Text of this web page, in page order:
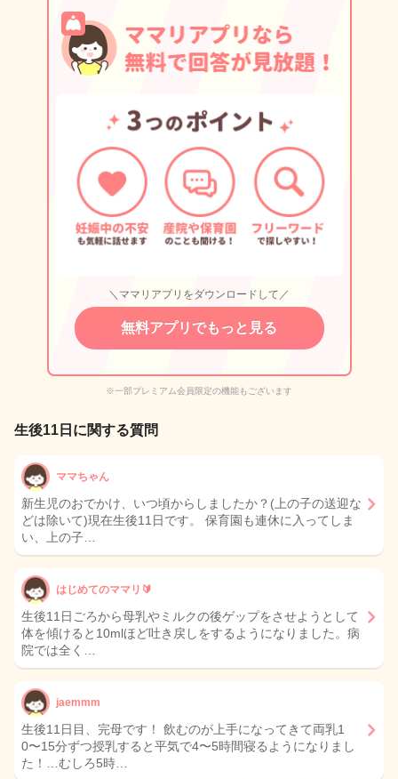
＼ママリアプリをダウンロードして／
無料アプリでもっと見る
※一部プレミアム会員限定の機能もございます
生後11日に関する質問
ママちゃん
新生児のおでかけ、いつ頃からしましたか？(上の子の送迎な
どは除いて)現在生後11日です。 保育園も連休に入ってしま
い、上の子…
はじめてのママリ🔰
生後11日ごろから母乳やミルクの後ゲップをさせようとして
体を傾けると10mlほど吐き戻しをするようになりました。病
院では全く…
jaemmm
生後11日目、完母です！ 飲むのが上手になってきて両乳1
0〜15分ずつ授乳すると平気で4〜5時間寝るようになりまし
た！…むしろ5時…